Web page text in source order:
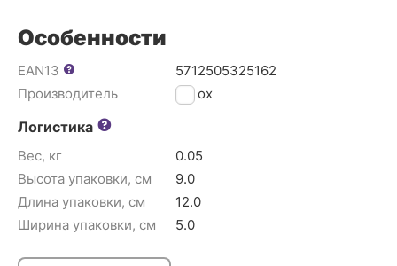
Особенности
EAN13
5712505325162
Производитель
Xerox
Логистика
Вес, кг
0.05
Высота упаковки, см
9.0
Длина упаковки, см
12.0
Ширина упаковки, см
5.0